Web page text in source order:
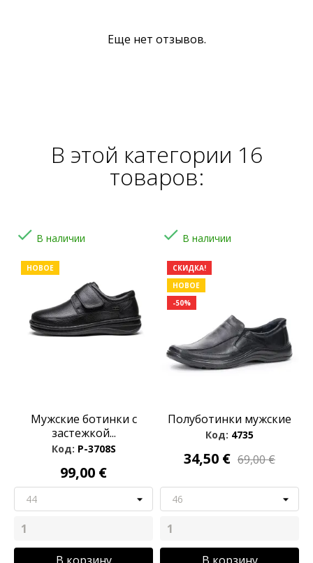
Еще нет отзывов.
В этой категории 16
товаров:
 В наличии
НОВОЕ
Мужские ботинки с
застежкой...
Код: P-3708S
99,00 €
 В наличии
СКИДКА!
НОВОЕ
-50%
Полуботинки мужские
Код: 4735
34,50 € 69,00 €